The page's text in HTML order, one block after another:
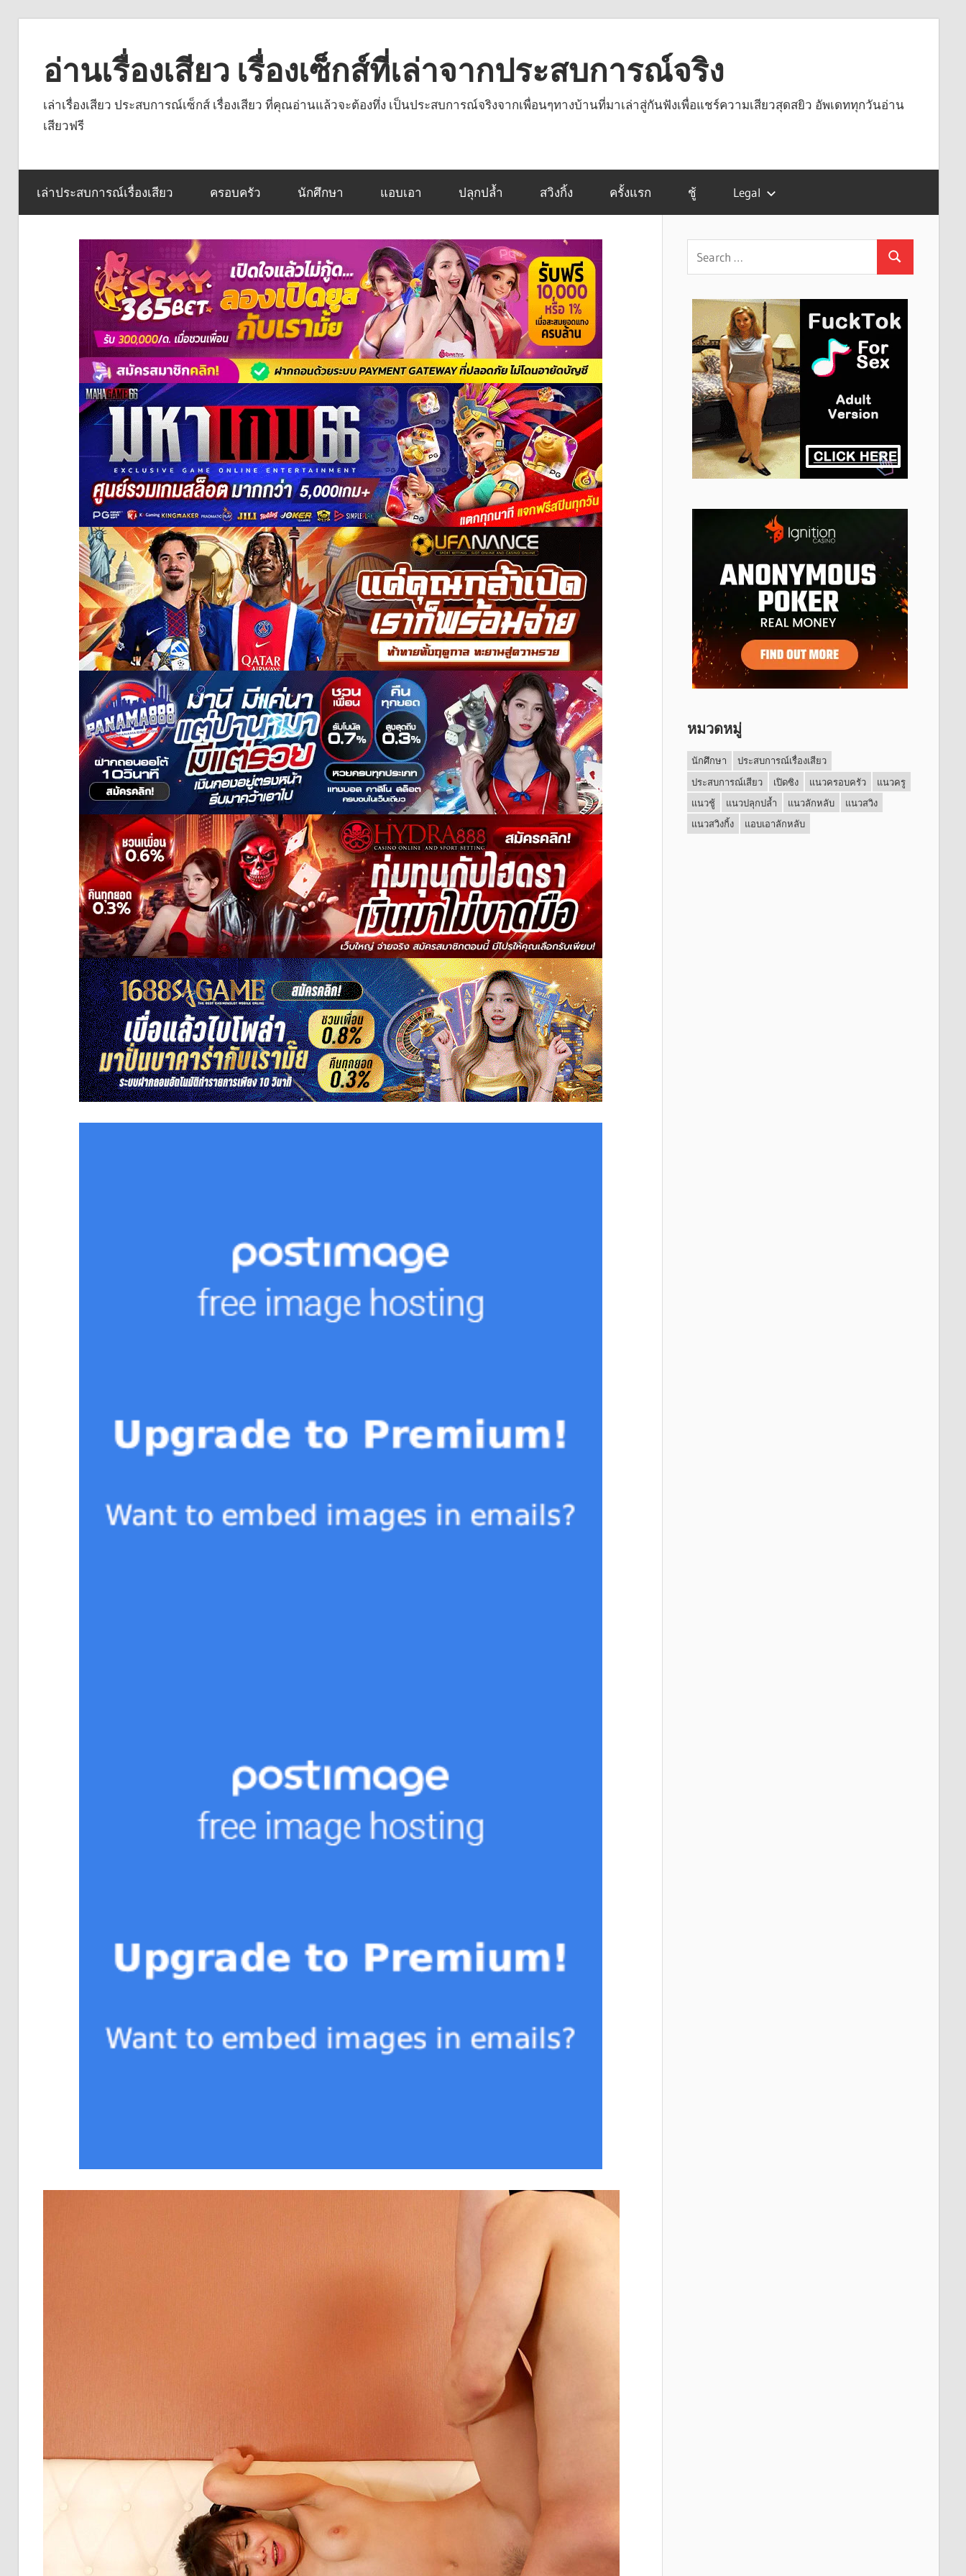
contentอ่านเรื่องเสียว เรื่องเซ็กส์ที่เล่าจากประสบการณ์จริง
เล่าเรื่องเสียว ประสบการณ์เซ็กส์ เรื่องเสียว ที่คุณอ่านแล้วจะต้องทึ่ง เป็นประสบการณ์จริงจากเพื่อนๆทางบ้านที่มาเล่าสู่กันฟังเพื่อแชร์ความเสียวสุดสยิว อัพเดททุกวันอ่าน
เสียวฟรี
เล่าประสบการณ์เรื่องเสียว ครอบครัว นักศึกษา แอบเอา ปลุกปล้ำ สวิงกิ้ง ครั้งแรก ชู้ Legal
หมวดหมู่
นักศึกษา
ประสบการณ์เรื่องเสียว
ประสบการณ์เสียว
เปิดซิง แนวครอบครัว
แนวครู
แนวชู้
แนวปลุกปล้ำ แนวลักหลับ
แนวสวิง
แนวสวิงกิ้ง
แอบเอาลักหลับ